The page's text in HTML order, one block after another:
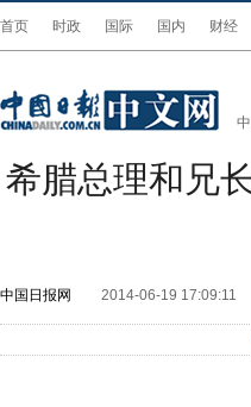
首页 时政 国际 国内 财经
希腊总理和兄
中国日报网 2014-06-19 17:09:11